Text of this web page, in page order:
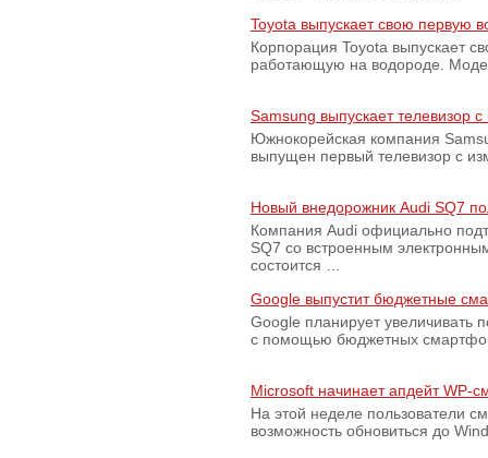
Toyota выпускает свою первую
Корпорация Toyota выпускает
работающую на водороде.
Samsung выпускает телевизор
Южнокорейская компания
выпущен первый телевизор с
Новый внедорожник Audi SQ7
Компания Audi официально
SQ7 со встроенным
состоится …
Google выпустит бюджетные
Google планирует увеличивать
с помощью бюджетных
Microsoft начинает апдейт WP-
На этой неделе пользователи
возможность обновиться до